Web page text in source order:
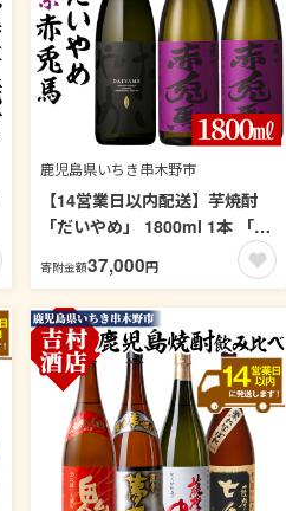
鹿児島県いちき串木野市
【14営業日以内配送】芋焼酎
「だいやめ」 1800ml 1本 「紫
赤兎馬」 1800ml 2本 一升瓶 3
本セット 鹿児島 本格芋焼酎 だ
いやめハイボール 焼酎ハイボ
ール フルーティー ライチ ダイ
ヤメ DAIYAME 水割り ロック
紫の赤兎馬 赤兎馬紫 濵田酒造
【吉村酒店】【99-003-40】
寄附金額37,000円